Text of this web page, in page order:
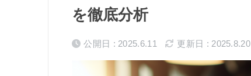
を徹底分析
公開日 : 2025.6.11 更新日 : 2025.8.20